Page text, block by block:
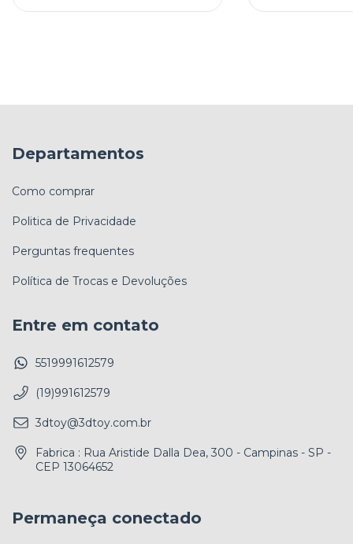
Departamentos
Como comprar
Politica de Privacidade
Perguntas frequentes
Política de Trocas e Devoluções
Entre em contato
5519991612579
(19)991612579
3dtoy@3dtoy.com.br
Fabrica : Rua Aristide Dalla Dea, 300 - Campinas - SP -
CEP 13064652
Permaneça conectado